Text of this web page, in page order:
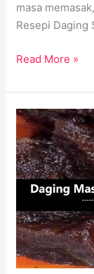
masa
Resepi Daging
Read More »
Resepi
Daging
Masak
Kandar:
Rasa
Paling
Sedap